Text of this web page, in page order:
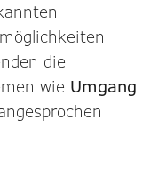
die
wie Umgang